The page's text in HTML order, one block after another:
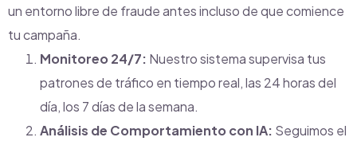
un entorno libre de fraude antes incluso de que comience
tu campaña.
Monitoreo 24/7: Nuestro sistema supervisa tus
patrones de tráfico en tiempo real, las 24 horas del
día, los 7 días de la semana.
Análisis de Comportamiento con IA: Seguimos el